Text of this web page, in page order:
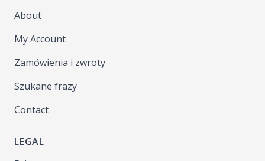
About
My Account
Zamówienia i zwroty
Szukane frazy
Contact
LEGAL